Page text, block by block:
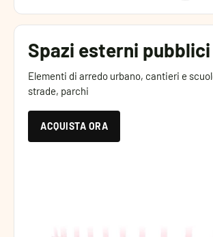
Spazi esterni pubblici
Elementi di arredo urbano, cantieri e
strade, parchi
ACQUISTA ORA